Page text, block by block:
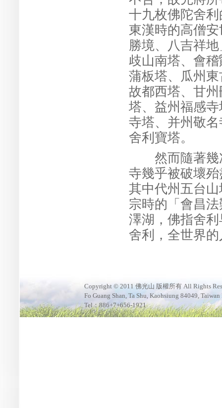
十九枚佛陀舍
東漢時的高僧
勝境、八吉祥
歧山南塔、會
蒲板塔、瓜州
故都西塔、甘
塔、益州福感
寺塔、并州敬
舍利寶塔。
然而隨著幾
寺幾乎被破壞
其中代州五台
宗時的「會昌
澤湖，佛指舍
舍利，全世界
Copyright © 2011 佛光山 版權所有 All Rights
Fo Guang Shan, Ta Shu, Kaohsiung 84049, Taiwan
Tel：886+7+656-1921